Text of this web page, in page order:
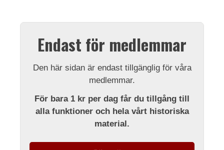
Endast för medlemmar
Den här sidan är endast tillgänglig för våra
medlemmar.
För bara 1 kr per dag får du tillgång till
alla funktioner och hela vårt historiska
material.